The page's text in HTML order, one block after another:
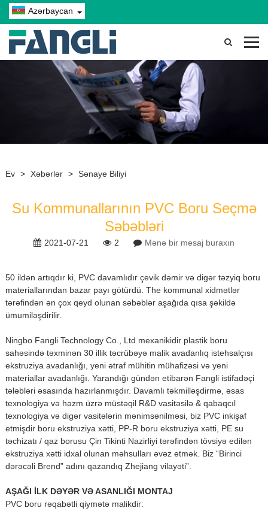
Azərbaycan
Ev > Xəbərlər > Sənaye Biliyi
Su Kommunallarının PVC Boru Seçmə
Səbəbləri
2021-07-21 2 Mənə bir mesaj buraxın
50 ildən artıqdır ki, PVC davamlıdır çevik dəmir və digər təzyiq boru
materiallarından bazar payı götürdü. The kommunal xidmətlər
tərəfindən ən çox qeyd olunan səbəblər aşağıda qısa şəkildə
ümumiləşdirilir.
Ningbo Fangli Technology Co., Ltd mexanikidir plastik boru
sahəsində təxminən 30 illik təcrübəyə malik avadanlıq istehsalçısı
ekstruziya avadanlığı, yeni ətraf mühitin mühafizəsi və yeni
materiallar avadanlığı. Yarandığı gündən etibarən Fangli istifadəçi
tələbləri əsasında hazırlanmışdır. Davamlı təkmilləşdirmə, əsas
texnologiya və həzm üzrə müstəqil R&D vasitəsilə & qabaqcıl
texnologiya və digər vasitələrin mənimsənilməsi, biz PVC inkişaf
etmişdir boru ekstruziya xətti, PP-R boru ekstruziya xətti, PE su
təchizatı / qaz borusu Çin Tikinti Nazirliyi tərəfindən tövsiyə edilən
ekstruziya xətti idxal olunan məhsulları əvəz etmək. Biz “Birinci
dərəcəli Brend” adını qazandıq Zhejiang vilayəti”.
AŞAĞI İLK DƏYƏR VƏ ASANLIĞI MONTAJ
PVC boru rəqabətli qiymətə malikdir: